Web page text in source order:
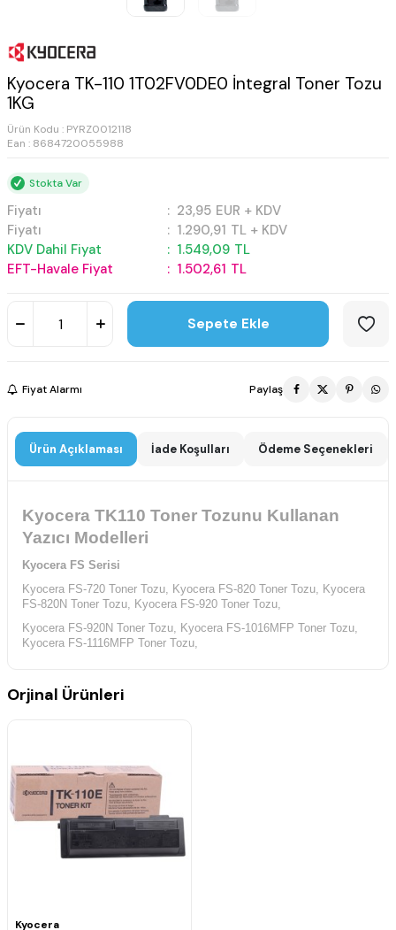
Kyocera TK-110 1T02FV0DE0 İntegral Toner Tozu
1KG
Ürün Kodu : PYRZ0012118
Ean : 8684720055988
Stokta Var
Fiyatı : 23,95 EUR + KDV
Fiyatı
: 1.290,91 TL + KDV
KDV Dahil Fiyat
: 1.549,09 TL
EFT-Havale Fiyat
: 1.502,61 TL
Sepete Ekle
Fiyat Alarmı Paylaş
Ürün Açıklaması İade Koşulları Ödeme Seçenekleri
Kyocera TK110 Toner Tozunu Kullanan
Yazıcı Modelleri
Kyocera FS Serisi
Kyocera FS-720 Toner Tozu, Kyocera FS-820 Toner Tozu, Kyocera
FS-820N Toner Tozu, Kyocera FS-920 Toner Tozu,
Kyocera FS-920N Toner Tozu, Kyocera FS-1016MFP Toner Tozu,
Kyocera FS-1116MFP Toner Tozu,
Orjinal Ürünleri
Kyocera